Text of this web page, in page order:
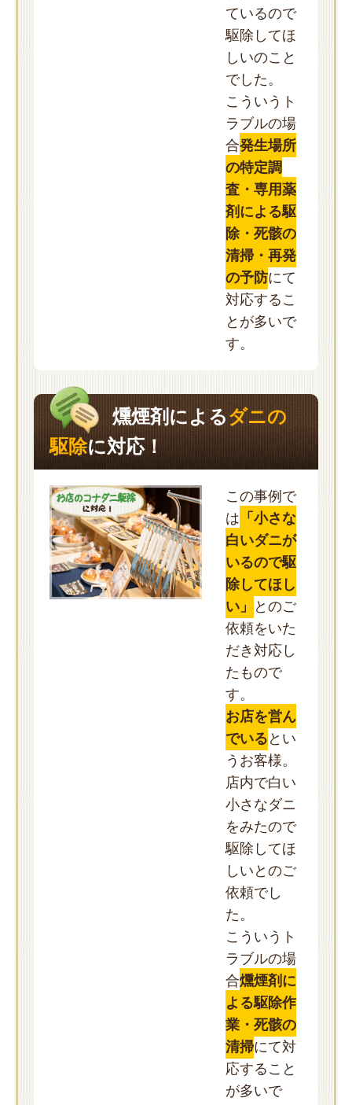
ているので
駆除してほ
しいのこと
でした。
こういうト
ラブルの場
合発生場所
の特定調
査・専用薬
剤による駆
除・死骸の
清掃・再発
の予防にて
対応するこ
とが多いで
す。
燻煙剤によるダニの
駆除に対応！
この事例で
は 「小さな
白いダニが
いるので駆
除してほし
い」
とのご
依頼をいた
だき対応し
たもので
す。
お店を営ん
でいるとい
うお客様。
店内で白い
小さなダニ
をみたので
駆除してほ
しいとのご
依頼でし
た。
こういうト
ラブルの場
合燻煙剤に
よる駆除作
業・死骸の
清掃にて対
応すること
が多いで